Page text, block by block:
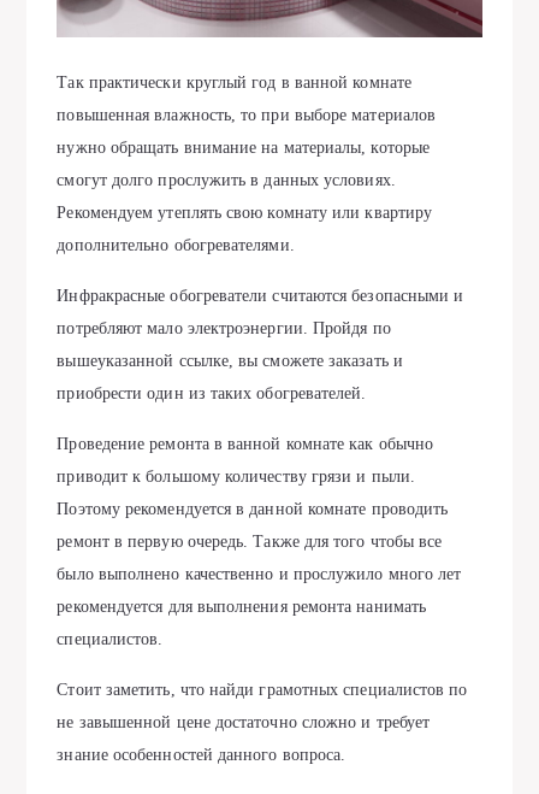
Так практически круглый год в ванной комнате
повышенная влажность, то при выборе материалов
нужно обращать внимание на материалы, которые
смогут долго прослужить в данных условиях.
Рекомендуем утеплять свою комнату или квартиру
дополнительно обогревателями.
Инфракрасные обогреватели считаются безопасными и
потребляют мало электроэнергии. Пройдя по
вышеуказанной ссылке, вы сможете заказать и
приобрести один из таких обогревателей.
Проведение ремонта в ванной комнате как обычно
приводит к большому количеству грязи и пыли.
Поэтому рекомендуется в данной комнате проводить
ремонт в первую очередь. Также для того чтобы все
было выполнено качественно и прослужило много лет
рекомендуется для выполнения ремонта нанимать
специалистов.
Стоит заметить, что найди грамотных специалистов по
не завышенной цене достаточно сложно и требует
знание особенностей данного вопроса.